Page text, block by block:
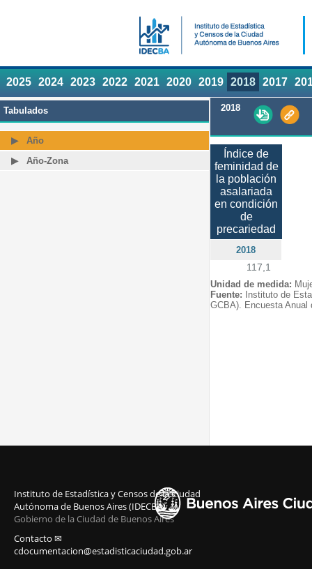
2025 2024 2023 2022 2021 2020 2019 2018 2017
Tabulados
Año
Año-Zona
2018
Índice de
feminidad de
la población
asalariada
en condición
de
precariedad
2018
117,1
Unidad de medida:
Fuente: Instituto de
GCBA). Encuesta Anual
Instituto de Estadística y Censos de la Ciudad
Autónoma de Buenos Aires (IDECBA)
Gobierno de la Ciudad de Buenos Aires
Contacto ✉
cdocumentacion@estadisticaciudad.gob.ar